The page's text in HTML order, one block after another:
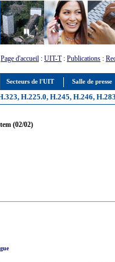
Secteurs de l'UIT Salle de presse
Page d'accueil : UIT-T: Publications :
H.225.0, H.245, H.246,
(02/02)